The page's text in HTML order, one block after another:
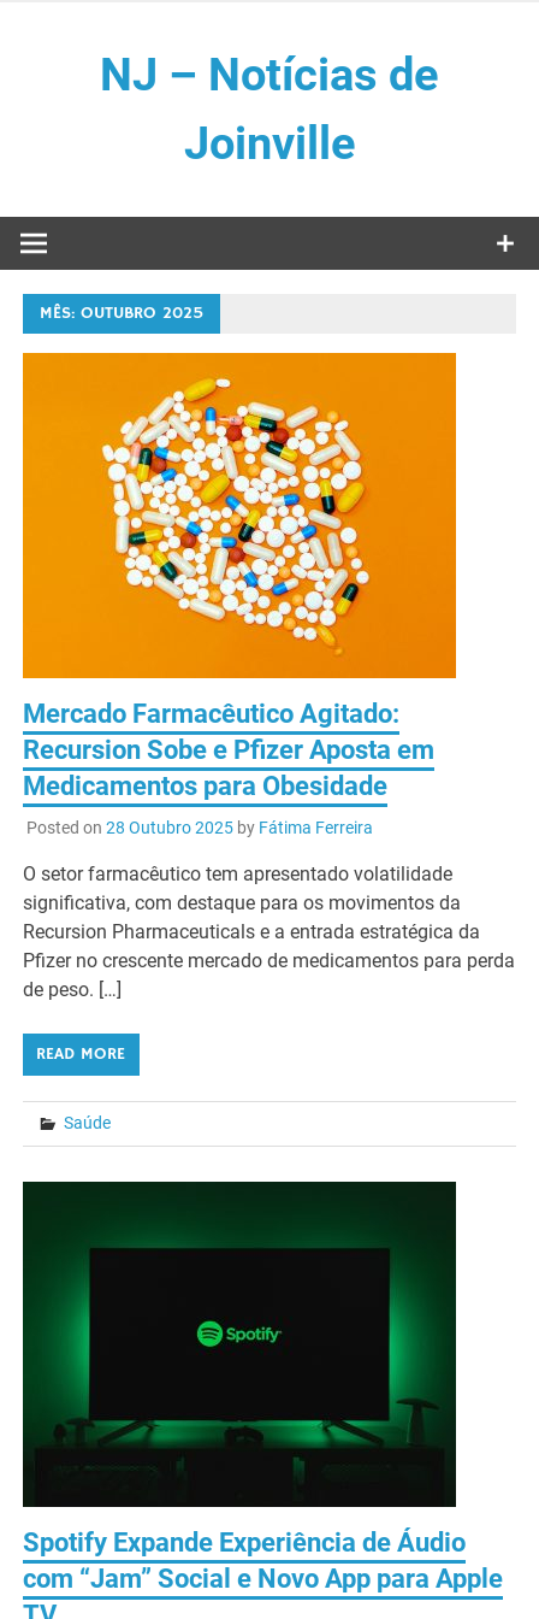
NJ – Notícias de
Joinville
MÊS:OUTUBRO 2025
Mercado Farmacêutico Agitado:
Recursion Sobe e Pfizer Aposta em
Medicamentos para Obesidade
Posted on 28 Outubro 2025by Fátima Ferreira
O setor farmacêutico tem apresentado volatilidade
significativa, com destaque para os movimentos da
Recursion Pharmaceuticals e a entrada estratégica da
Pfizer no crescente mercado de medicamentos para perda
de peso. […]
READ MORE
Saúde
Spotify Expande Experiência de Áudio
com “Jam” Social e Novo App para Apple